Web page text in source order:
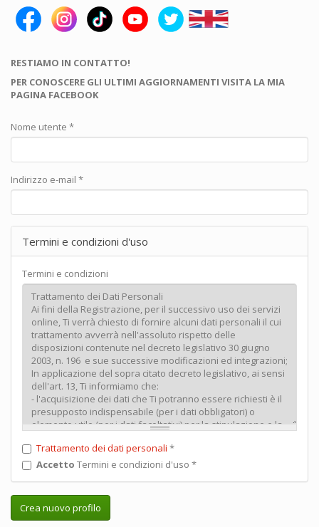
RESTIAMO IN CONTATTO!
PER CONOSCERE GLI ULTIMI AGGIORNAMENTI VISITA LA MIA
PAGINA FACEBOOK
Nome utente *
Indirizzo e-mail *
Termini e condizioni d'uso
Termini e condizioni
Trattamento dei dati personali *
Accetto Termini e condizioni d'uso *
Crea nuovo profilo